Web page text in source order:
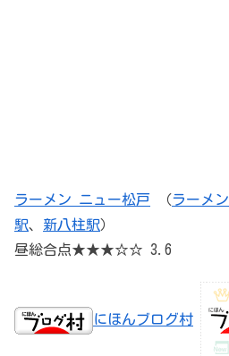
ラーメン ニュー松戸 （ラーメン
駅、 新八柱駅）
昼総合点★★★☆☆ 3.6
にほんブログ村